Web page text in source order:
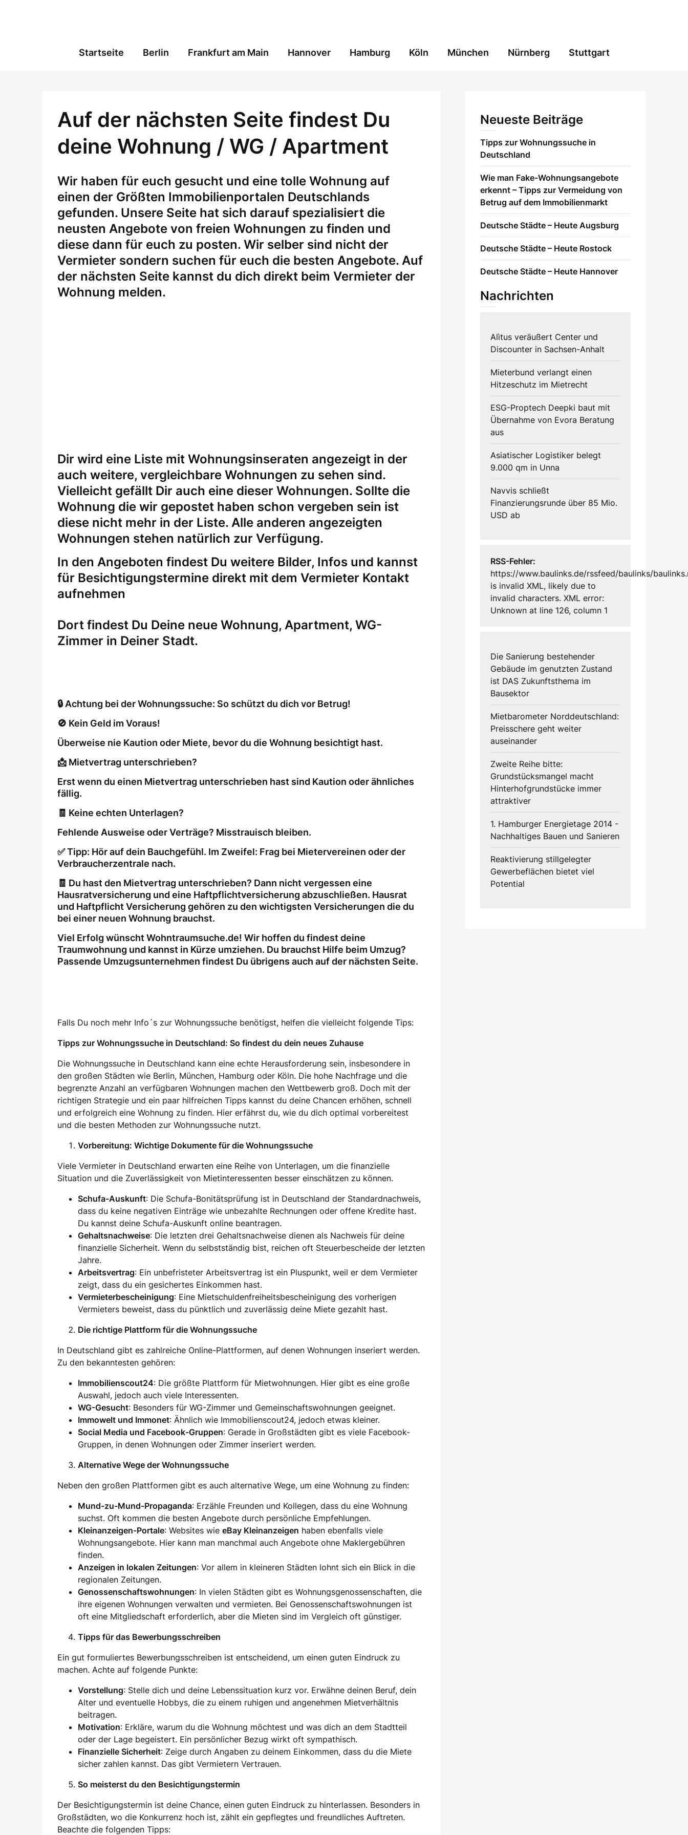
Startseite Berlin Frankfurt am Main Hannover Hamburg Köln München Nürnberg Stuttgart
Auf der nächsten Seite findest Du
deine Wohnung / WG / Apartment
Wir haben für euch gesucht und eine tolle Wohnung auf
einen der Größten Immobilienportalen Deutschlands
gefunden. Unsere Seite hat sich darauf spezialisiert die
neusten Angebote von freien Wohnungen zu finden und
diese dann für euch zu posten. Wir selber sind nicht der
Vermieter sondern suchen für euch die besten Angebote. Auf
der nächsten Seite kannst du dich direkt beim Vermieter der
Wohnung melden.
Dir wird eine Liste mit Wohnungsinseraten angezeigt in der
auch weitere, vergleichbare Wohnungen zu sehen sind.
Vielleicht gefällt Dir auch eine dieser Wohnungen. Sollte die
Wohnung die wir gepostet haben schon vergeben sein ist
diese nicht mehr in der Liste. Alle anderen angezeigten
Wohnungen stehen natürlich zur Verfügung.
In den Angeboten findest Du weitere Bilder, Infos und kannst
für Besichtigungstermine direkt mit dem Vermieter Kontakt
aufnehmen
Dort findest Du Deine neue Wohnung, Apartment, WG-
Zimmer in Deiner Stadt.
🔒 Achtung bei der Wohnungssuche: So schützt du dich vor Betrug!
🚫 Kein Geld im Voraus!
Überweise nie Kaution oder Miete, bevor du die Wohnung besichtigt hast.
📩 Mietvertrag unterschrieben?
Erst wenn du einen Mietvertrag unterschrieben hast sind Kaution oder ähnliches
fällig.
🧾 Keine echten Unterlagen?
Fehlende Ausweise oder Verträge? Misstrauisch bleiben.
✅ Tipp: Hör auf dein Bauchgefühl. Im Zweifel: Frag bei Mietervereinen oder der
Verbraucherzentrale nach.
🧾 Du hast den Mietvertrag unterschrieben? Dann nicht vergessen eine
Hausratversicherung und eine Haftpflichtversicherung abzuschließen. Hausrat
und Haftpflicht Versicherung gehören zu den wichtigsten Versicherungen die du
bei einer neuen Wohnung brauchst.
Viel Erfolg wünscht Wohntraumsuche.de! Wir hoffen du findest deine
Traumwohnung und kannst in Kürze umziehen. Du brauchst Hilfe beim Umzug?
Passende Umzugsunternehmen findest Du übrigens auch auf der nächsten Seite.
Falls Du noch mehr Info´s zur Wohnungssuche benötigst, helfen die vielleicht folgende Tips:
Tipps zur Wohnungssuche in Deutschland: So findest du dein neues Zuhause
Die Wohnungssuche in Deutschland kann eine echte Herausforderung sein, insbesondere in
den großen Städten wie Berlin, München, Hamburg oder Köln. Die hohe Nachfrage und die
begrenzte Anzahl an verfügbaren Wohnungen machen den Wettbewerb groß. Doch mit der
richtigen Strategie und ein paar hilfreichen Tipps kannst du deine Chancen erhöhen, schnell
und erfolgreich eine Wohnung zu finden. Hier erfährst du, wie du dich optimal vorbereitest
und die besten Methoden zur Wohnungssuche nutzt.
Vorbereitung: Wichtige Dokumente für die Wohnungssuche
Viele Vermieter in Deutschland erwarten eine Reihe von Unterlagen, um die finanzielle
Situation und die Zuverlässigkeit von Mietinteressenten besser einschätzen zu können.
Schufa-Auskunft: Die Schufa-Bonitätsprüfung ist in Deutschland der Standardnachweis,
dass du keine negativen Einträge wie unbezahlte Rechnungen oder offene Kredite hast.
Du kannst deine Schufa-Auskunft online beantragen.
Gehaltsnachweise: Die letzten drei Gehaltsnachweise dienen als Nachweis für deine
finanzielle Sicherheit. Wenn du selbstständig bist, reichen oft Steuerbescheide der letzten
Jahre.
Arbeitsvertrag: Ein unbefristeter Arbeitsvertrag ist ein Pluspunkt, weil er dem Vermieter
zeigt, dass du ein gesichertes Einkommen hast.
Vermieterbescheinigung: Eine Mietschuldenfreiheitsbescheinigung des vorherigen
Vermieters beweist, dass du pünktlich und zuverlässig deine Miete gezahlt hast.
Die richtige Plattform für die Wohnungssuche
In Deutschland gibt es zahlreiche Online-Plattformen, auf denen Wohnungen inseriert werden.
Zu den bekanntesten gehören:
Immobilienscout24: Die größte Plattform für Mietwohnungen. Hier gibt es eine große
Auswahl, jedoch auch viele Interessenten.
WG-Gesucht: Besonders für WG-Zimmer und Gemeinschaftswohnungen geeignet.
Immowelt und Immonet: Ähnlich wie Immobilienscout24, jedoch etwas kleiner.
Social Media und Facebook-Gruppen: Gerade in Großstädten gibt es viele Facebook-
Gruppen, in denen Wohnungen oder Zimmer inseriert werden.
Alternative Wege der Wohnungssuche
Neben den großen Plattformen gibt es auch alternative Wege, um eine Wohnung zu finden:
Mund-zu-Mund-Propaganda: Erzähle Freunden und Kollegen, dass du eine Wohnung
suchst. Oft kommen die besten Angebote durch persönliche Empfehlungen.
Kleinanzeigen-Portale: Websites wie eBay Kleinanzeigen haben ebenfalls viele
Wohnungsangebote. Hier kann man manchmal auch Angebote ohne Maklergebühren
finden.
Anzeigen in lokalen Zeitungen: Vor allem in kleineren Städten lohnt sich ein Blick in die
regionalen Zeitungen.
Genossenschaftswohnungen: In vielen Städten gibt es Wohnungsgenossenschaften, die
ihre eigenen Wohnungen verwalten und vermieten. Bei Genossenschaftswohnungen ist
oft eine Mitgliedschaft erforderlich, aber die Mieten sind im Vergleich oft günstiger.
Tipps für das Bewerbungsschreiben
Ein gut formuliertes Bewerbungsschreiben ist entscheidend, um einen guten Eindruck zu
machen. Achte auf folgende Punkte:
Vorstellung: Stelle dich und deine Lebenssituation kurz vor. Erwähne deinen Beruf, dein
Alter und eventuelle Hobbys, die zu einem ruhigen und angenehmen Mietverhältnis
beitragen.
Motivation: Erkläre, warum du die Wohnung möchtest und was dich an dem Stadtteil
oder der Lage begeistert. Ein persönlicher Bezug wirkt oft sympathisch.
Finanzielle Sicherheit: Zeige durch Angaben zu deinem Einkommen, dass du die Miete
sicher zahlen kannst. Das gibt Vermietern Vertrauen.
So meisterst du den Besichtigungstermin
Der Besichtigungstermin ist deine Chance, einen guten Eindruck zu hinterlassen. Besonders in
Großstädten, wo die Konkurrenz hoch ist, zählt ein gepflegtes und freundliches Auftreten.
Beachte die folgenden Tipps:
Neueste Beiträge
Tipps zur Wohnungssuche in
Deutschland
Wie man Fake-Wohnungsangebote
erkennt – Tipps zur Vermeidung von
Betrug auf dem Immobilienmarkt
Deutsche Städte – Heute Augsburg
Deutsche Städte – Heute Rostock
Deutsche Städte – Heute Hannover
Nachrichten
Alìtus veräußert Center und
Discounter in Sachsen-Anhalt
Mieterbund verlangt einen
Hitzeschutz im Mietrecht
ESG-Proptech Deepki baut mit
Übernahme von Evora Beratung
aus
Asiatischer Logistiker belegt
9.000 qm in Unna
Navvis schließt
Finanzierungsrunde über 85 Mio.
USD ab
RSS-Fehler:
https://www.baulinks.de/rssfeed/baulinks/
is invalid XML, likely due to
invalid characters. XML error:
Unknown at line 126, column 1
Die Sanierung bestehender
Gebäude im genutzten Zustand
ist DAS Zukunftsthema im
Bausektor
Mietbarometer Norddeutschland:
Preisschere geht weiter
auseinander
Zweite Reihe bitte:
Grundstücksmangel macht
Hinterhofgrundstücke immer
attraktiver
1. Hamburger Energietage 2014 -
Nachhaltiges Bauen und Sanieren
Reaktivierung stillgelegter
Gewerbeflächen bietet viel
Potential